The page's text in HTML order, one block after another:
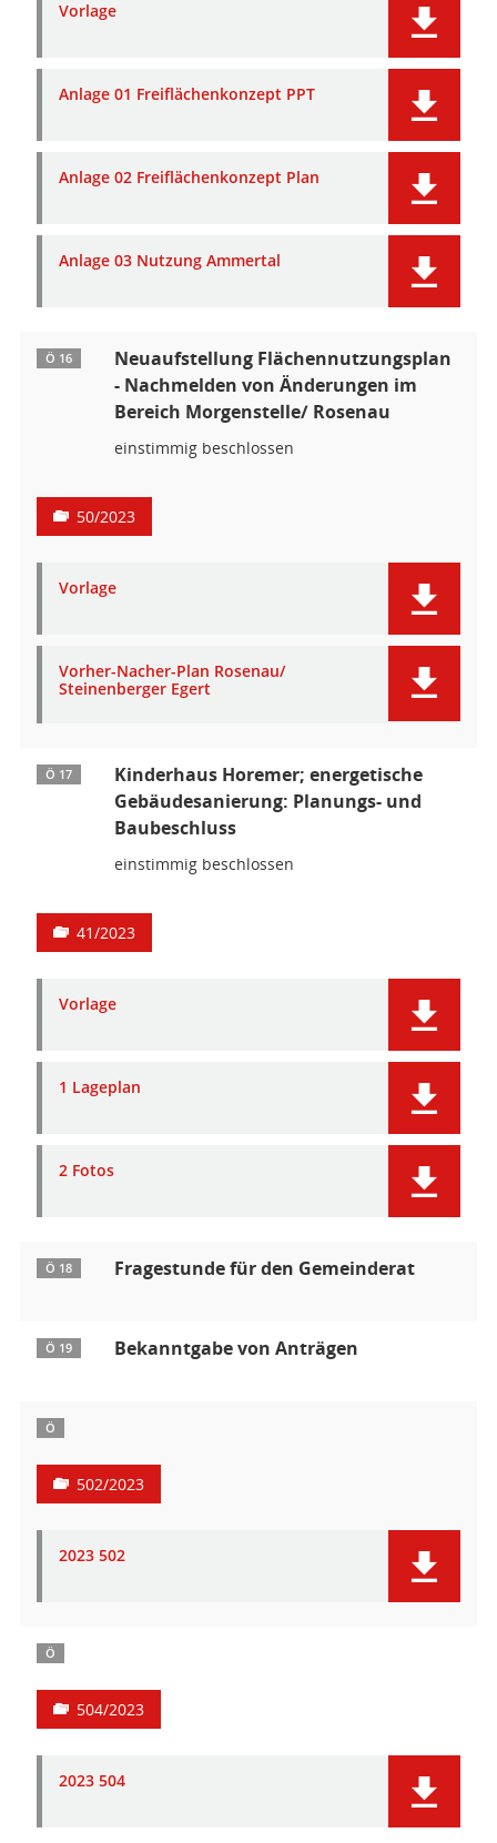
Vorlage
Anlage 01 Freiflächenkonzept PPT
Anlage 02 Freiflächenkonzept Plan
Anlage 03 Nutzung Ammertal
Ö 16
Neuaufstellung Flächennutzungsplan
- Nachmelden von Änderungen im
Bereich Morgenstelle/ Rosenau
einstimmig beschlossen
50/2023
Vorlage
Vorher-Nacher-Plan Rosenau/
Steinenberger Egert
Ö 17
Kinderhaus Horemer; energetische
Gebäudesanierung: Planungs- und
Baubeschluss
einstimmig beschlossen
41/2023
Vorlage
1 Lageplan
2 Fotos
Ö 18 Fragestunde für den Gemeinderat
Ö 19 Bekanntgabe von Anträgen
Ö
502/2023
2023 502
Ö
504/2023
2023 504